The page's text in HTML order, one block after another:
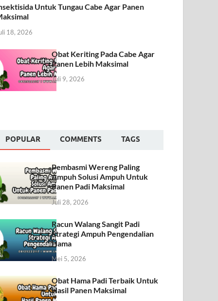
Untuk Tungau Cabe Agar Panen
18, 2026
Obat Keriting Pada Cabe Agar
Panen Lebih Maksimal
Juli 9, 2026
POPULAR COMMENTS TAGS
Pembasmi Wereng Paling
Ampuh Solusi Ampuh Untuk
Panen Padi Maksimal
Juli 28, 2026
Racun Walang Sangit Padi
Strategi Ampuh Pengendalian
Hama
Mei 5, 2026
Obat Hama Padi Terbaik Untuk
Hasil Panen Maksimal